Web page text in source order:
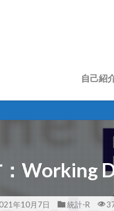
自己紹
Working
年10月7日 統計-R